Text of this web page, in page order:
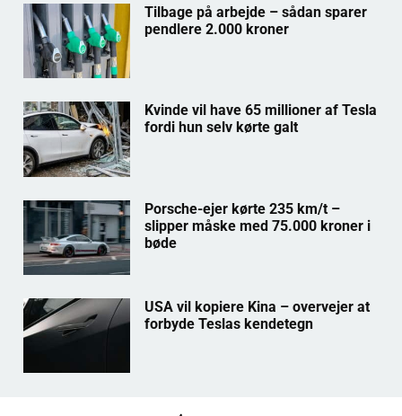
Tilbage på arbejde – sådan sparer
pendlere 2.000 kroner
Kvinde vil have 65 millioner af Tesla
fordi hun selv kørte galt
Porsche-ejer kørte 235 km/t –
slipper måske med 75.000 kroner i
bøde
USA vil kopiere Kina – overvejer at
forbyde Teslas kendetegn